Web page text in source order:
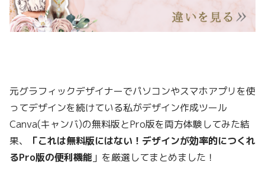
元グラフィックデザイナーでパソコンやスマホアプリを使
ってデザインを続けている私がデザイン作成ツール
Canva(キャンバ)の無料版とPro版を両方体験してみた結
果、
「これは無料版にはない！デザインが効率的につくれ
るPro版の便利機能 」を厳選してまとめました！